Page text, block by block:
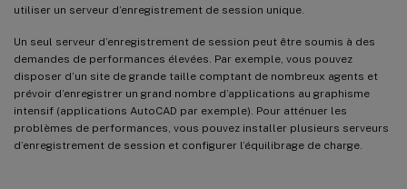
utiliser un serveur d’enregistrement de session unique.
Un seul serveur d’enregistrement de session peut être soumis à des
demandes de performances élevées. Par exemple, vous pouvez
disposer d’un site de grande taille comptant de nombreux agents et
prévoir d’enregistrer un grand nombre d’applications au graphisme
intensif (applications AutoCAD par exemple). Pour atténuer les
problèmes de performances, vous pouvez installer plusieurs serveurs
d’enregistrement de session et configurer l’équilibrage de charge.